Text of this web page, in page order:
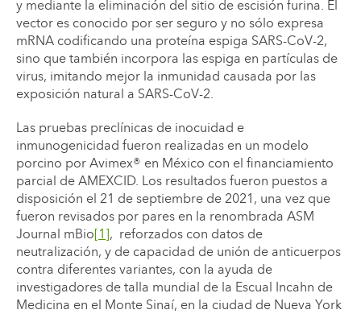
y mediante la eliminación del sitio de escisión furina. El
vector es conocido por ser seguro y no sólo expresa
mRNA codificando una proteína espiga SARS-CoV-2,
sino que también incorpora las espiga en partículas de
virus, imitando mejor la inmunidad causada por las
exposición natural a SARS-CoV-2.
Las pruebas preclínicas de inocuidad e
inmunogenicidad fueron realizadas en un modelo
porcino por Avimex® en México con el financiamiento
parcial de AMEXCID. Los resultados fueron puestos a
disposición el 21 de septiembre de 2021, una vez que
fueron revisados por pares en la renombrada ASM
Journal mBio[1], reforzados con datos de
neutralización, y de capacidad de unión de anticuerpos
contra diferentes variantes, con la ayuda de
investigadores de talla mundial de la Escual Incahn de
Medicina en el Monte Sinaí, en la ciudad de Nueva York